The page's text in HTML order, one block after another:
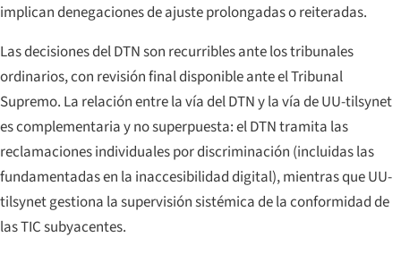
implican denegaciones de ajuste prolongadas o reiteradas.
Las decisiones del DTN son recurribles ante los tribunales
ordinarios, con revisión final disponible ante el Tribunal
Supremo. La relación entre la vía del DTN y la vía de UU-tilsynet
es complementaria y no superpuesta: el DTN tramita las
reclamaciones individuales por discriminación (incluidas las
fundamentadas en la inaccesibilidad digital), mientras que UU-
tilsynet gestiona la supervisión sistémica de la conformidad de
las TIC subyacentes.